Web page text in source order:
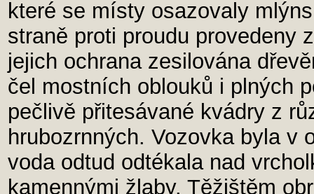
které se místy osazovaly
straně proti proudu provedeny
jejich ochrana zesilována
čel mostních oblouků i plných
pečlivě přitesávané kvádry z
hrubozrnných. Vozovka byla v
voda odtud odtékala nad
kamennými žlaby. Těžištěm